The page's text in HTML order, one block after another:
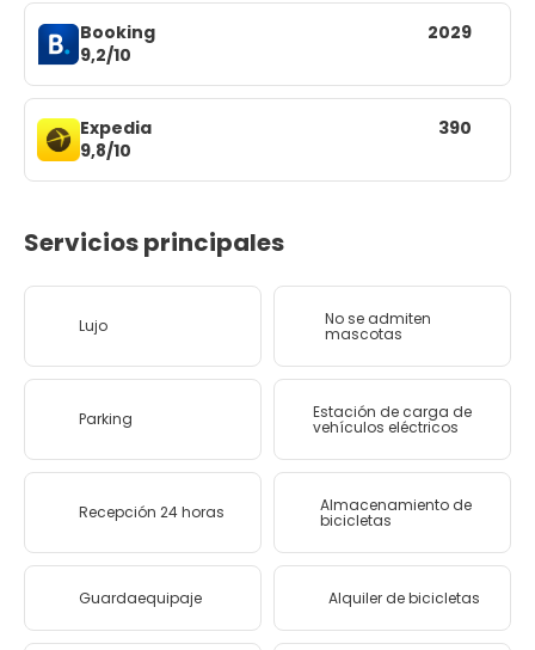
Booking
9,2/10
2029
Expedia
9,8/10
390
Servicios principales
Lujo No se admiten
mascotas
Parking Estación de carga de
vehículos eléctricos
Recepción 24 horas Almacenamiento de
bicicletas
Guardaequipaje Alquiler de bicicletas